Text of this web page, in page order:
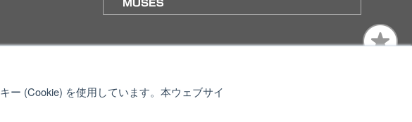
ー (Cookie) を使用しています。本ウェブサイ